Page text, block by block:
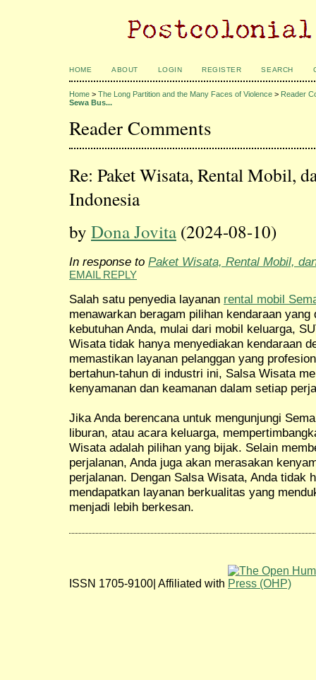
HOME ABOUT LOGIN REGISTER SEARCH
Home > The Long Partition and the Many Faces of Violence > Reader
Sewa Bus...
Reader Comments
Re: Paket Wisata, Rental Mobil,
Indonesia
by Dona Jovita (2024-08-10)
In response to Paket Wisata, Rental Mobil,
EMAIL REPLY
Salah satu penyedia layanan rental mobil
menawarkan beragam pilihan kendaraan
kebutuhan Anda, mulai dari mobil keluarga,
Wisata tidak hanya menyediakan kendaraan
memastikan layanan pelanggan yang
bertahun-tahun di industri ini, Salsa Wisata
kenyamanan dan keamanan dalam setiap
Jika Anda berencana untuk mengunjungi
liburan, atau acara keluarga,
Wisata adalah pilihan yang bijak. Selain
perjalanan, Anda juga akan merasakan
perjalanan. Dengan Salsa Wisata, Anda tidak
mendapatkan layanan berkualitas yang
menjadi lebih berkesan.
ISSN 1705-9100| Affiliated with